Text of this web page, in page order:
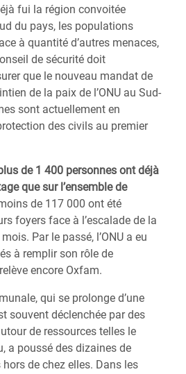
fui la région convoitée
du pays, les populations
à quantité d’autres menaces,
de sécurité doit
que le nouveau mandat de
de la paix de l’ONU au Sud-
sont actuellement en
des civils au premier
de 1 400 personnes ont déjà
que sur l’ensemble de
de 117 000 ont été
foyers face à l’escalade de la
Par le passé, l’ONU a eu
à remplir son rôle de
encore Oxfam.
qui se prolonge d’une
souvent déclenchée par des
de ressources telles le
a poussé des dizaines de
de chez elles. Dans les